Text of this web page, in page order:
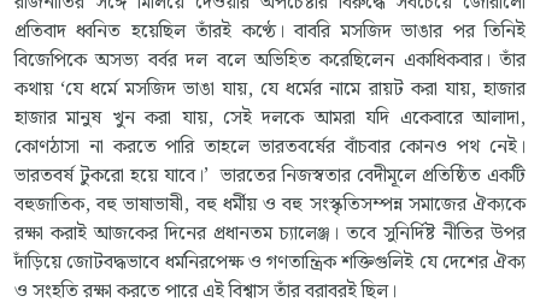
প্রতিবাদ ধ্বনিত হয়েছিল তাঁরই কণ্ঠে। বাবরি মসজিদ ভাঙার পর তিনিই
বিজেপিকে অসভ্য বর্বর দল বলে অভিহিত করেছিলেন একাধিকবার। তাঁর
কথায় ‘যে ধর্মে মসজিদ ভাঙা যায়, যে ধর্মের নামে রায়ট করা যায়, হাজার
হাজার মানুষ খুন করা যায়, সেই দলকে আমরা যদি একেবারে আলাদা,
কোণঠাসা না করতে পারি তাহলে ভারতবর্ষের বাঁচবার কোনও পথ নেই।
ভারতবর্ষ টুকরো হয়ে যাবে।’ ভারতের নিজস্বতার বেদীমূলে প্রতিষ্ঠিত একটি
বহুজাতিক, বহু ভাষাভাষী, বহু ধর্মীয় ও বহু সংস্কৃতিসম্পন্ন সমাজের ঐক্যকে
রক্ষা করাই আজকের দিনের প্রধানতম চ্যালেঞ্জ। তবে সুনির্দিষ্ট নীতির উপর
দাঁড়িয়ে জোটবদ্ধভাবে ধর্মনিরপেক্ষ ও গণতান্ত্রিক শক্তিগুলিই যে দেশের ঐক্য
ও সংহতি রক্ষা করতে পারে এই বিশ্বাস তাঁর বরাবরই ছিল।